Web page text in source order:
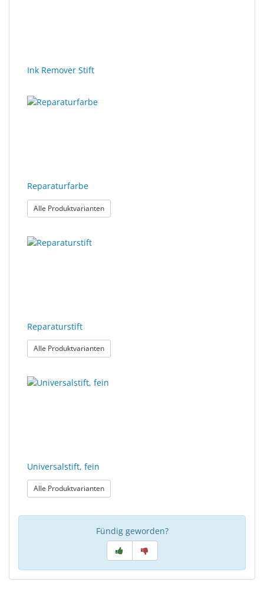
Ink Remover Stift
Reparaturfarbe
Alle Produktvarianten: Reparaturfarbe
Reparaturstift
Alle Produktvarianten: Reparaturstift
Universalstift, fein
Alle Produktvarianten: Universalstift, fein
Fündig geworden?